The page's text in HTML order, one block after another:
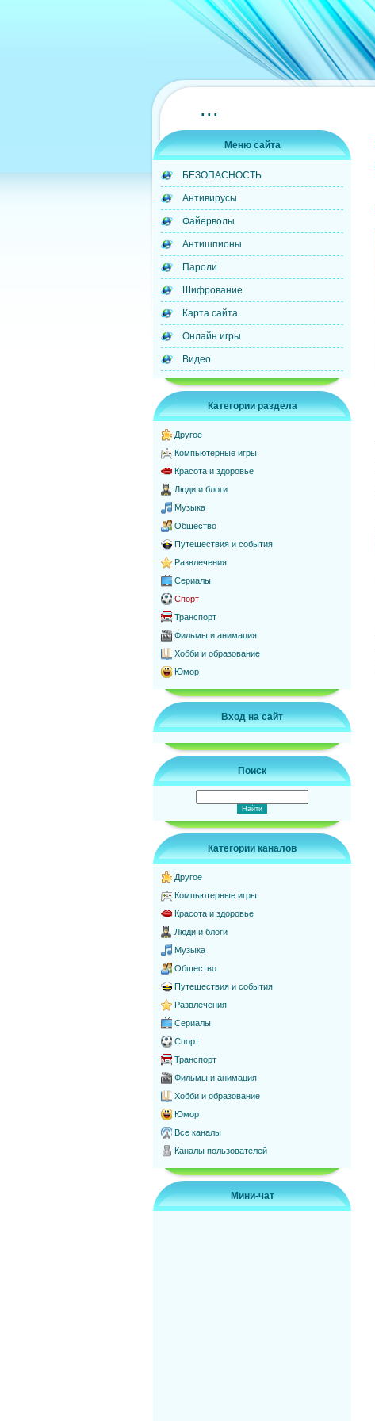
...
Меню сайта
БЕЗОПАСНОСТЬ
Антивирусы
Файерволы
Антишпионы
Пароли
Шифрование
Карта сайта
Онлайн игры
Видео
Категории раздела
Другое
Компьютерные игры
Красота и здоровье
Люди и блоги
Музыка
Общество
Путешествия и события
Развлечения
Сериалы
Спорт
Транспорт
Фильмы и анимация
Хобби и образование
Юмор
Вход на сайт
Поиск
Категории каналов
Другое
Компьютерные игры
Красота и здоровье
Люди и блоги
Музыка
Общество
Путешествия и события
Развлечения
Сериалы
Спорт
Транспорт
Фильмы и анимация
Хобби и образование
Юмор
Все каналы
Каналы пользователей
Мини-чат